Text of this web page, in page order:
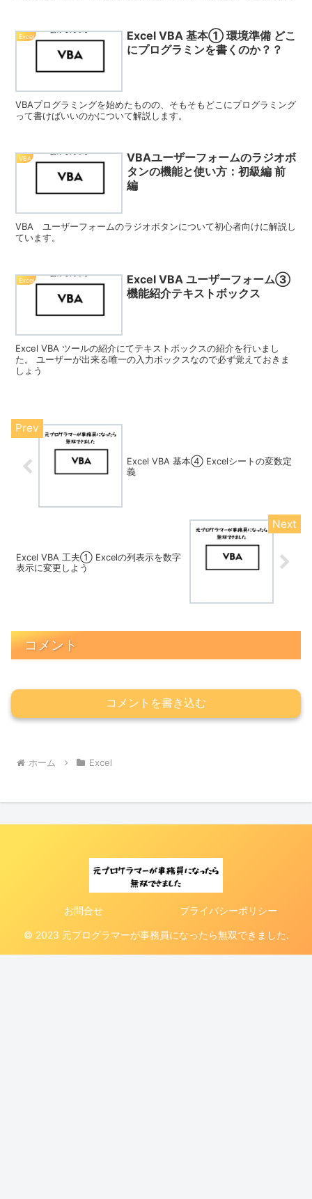
Excel
Excel VBA 基本① 環境準備 どこ
にプログラミンを書くのか？？
VBAプログラミングを始めたものの、そもそもどこにプログラミング
って書けばいいのかについて解説します。
VBA
VBAユーザーフォームのラジオボ
タンの機能と使い方：初級編 前
編
VBA ユーザーフォームのラジオボタンについて初心者向けに解説し
ています。
Excel
Excel VBA ユーザーフォーム③
機能紹介テキストボックス
Excel VBA ツールの紹介にてテキストボックスの紹介を行いまし
た。 ユーザーが出来る唯一の入力ボックスなので必ず覚えておきま
しょう
Excel VBA 基本④ Excelシートの変数定
義
Excel VBA 工夫① Excelの列表示を数字
表示に変更しよう
コメント
コメントを書き込む
ホーム Excel
お問合せ プライバシーポリシー
© 2023 元プログラマーが事務員になったら無双できました.